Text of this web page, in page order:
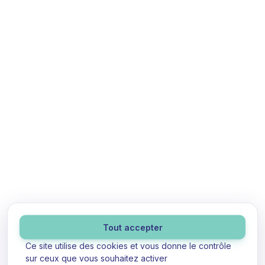
Ce site utilise des cookies et vous donne le contrôle
sur ceux que vous souhaitez activer
Tout accepter